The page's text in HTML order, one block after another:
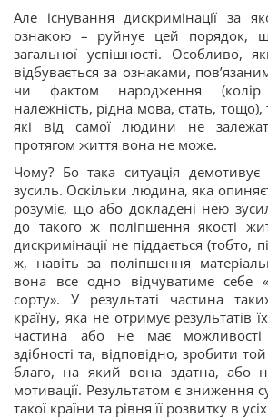
Але існування дискримінації за
ознакою – руйнує цей порядок,
загальної успішності. Особливо,
відбувається за ознаками,
чи фактом народження (колір
належність, рідна мова, стать,
які від самої людини не
протягом життя вона не може.
Чому? Бо така ситуація
зусиль. Оскільки людина, яка
розуміє, що або докладені нею
до такого ж поліпшення якості
дискримінації не піддається (тобто,
ж, навіть за поліпшення
вона все одно відчуватиме себе
сорту». У результаті частина
країну, яка не отримує результатів
частина або не має можливості
здібності та, відповідно, зробити
благо, на який вона здатна, або
мотивації. Результатом є зниження
такої країни та рівня її розвитку в